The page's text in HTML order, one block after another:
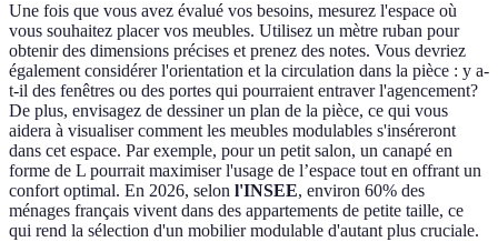
Une fois que vous avez évalué vos besoins, mesurez l'espace où
vous souhaitez placer vos meubles. Utilisez un mètre ruban pour
obtenir des dimensions précises et prenez des notes. Vous devriez
également considérer l'orientation et la circulation dans la pièce : y a-
t-il des fenêtres ou des portes qui pourraient entraver l'agencement?
De plus, envisagez de dessiner un plan de la pièce, ce qui vous
aidera à visualiser comment les meubles modulables s'inséreront
dans cet espace. Par exemple, pour un petit salon, un canapé en
forme de L pourrait maximiser l'usage de l’espace tout en offrant un
confort optimal. En 2026, selon l'INSEE, environ 60% des
ménages français vivent dans des appartements de petite taille, ce
qui rend la sélection d'un mobilier modulable d'autant plus cruciale.